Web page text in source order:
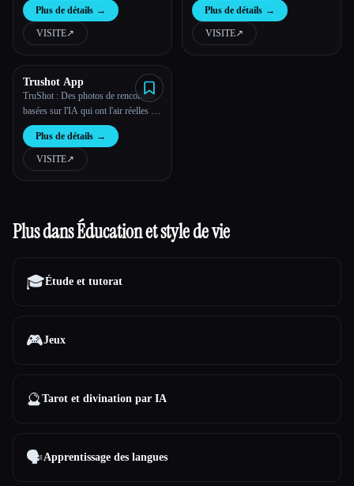
Plus de détails →
VISITE↗︎
Plus de détails →
VISITE↗︎
Trushot App
TruShot : Des photos de rencontres
basées sur l'IA qui ont l'air réelles et
permettent d'obtenir des dates
Plus de détails →
VISITE↗︎
Plus dans Éducation et style de vie
🎓Étude et tutorat
🎮Jeux
🔮Tarot et divination par IA
🗣️Apprentissage des langues